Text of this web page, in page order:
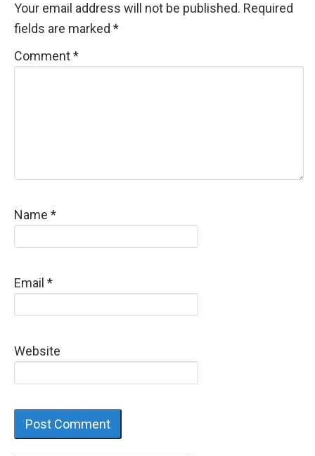
Your email address will not be published. Required
fields are marked *
Comment*
Name *
Email *
Website